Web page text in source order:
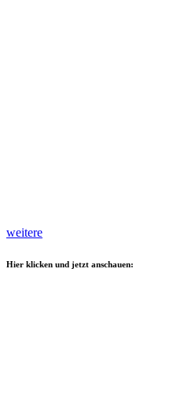
weitere
Hier klicken und jetzt anschauen: